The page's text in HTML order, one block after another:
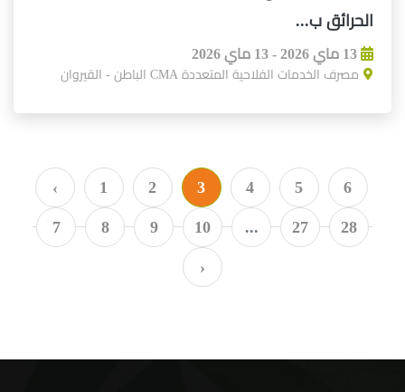
الحرائق ب...
13 ماي 2026 - 13 ماي 2026
مصرف الخدمات الفلاحية المتعددة CMA الباطن - القيروان
‹ 1 2 3 4 5 6
7 8 9 10 ... 27 28
›